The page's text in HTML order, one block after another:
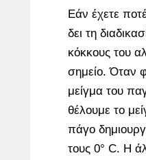
Εάν έχετε
δει τη
κόκκους του
σημείο. Όταν
μείγμα του
θέλουμε το
πάγο
τους 0° C. Η